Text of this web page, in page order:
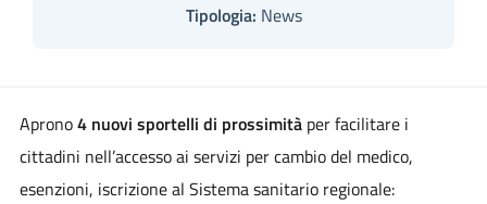
Tipologia: News
Aprono4 nuovi sportelli di prossimitàper facilitare i
cittadini nell’accesso ai servizi per cambio del medico,
esenzioni, iscrizione al Sistema sanitario regionale: